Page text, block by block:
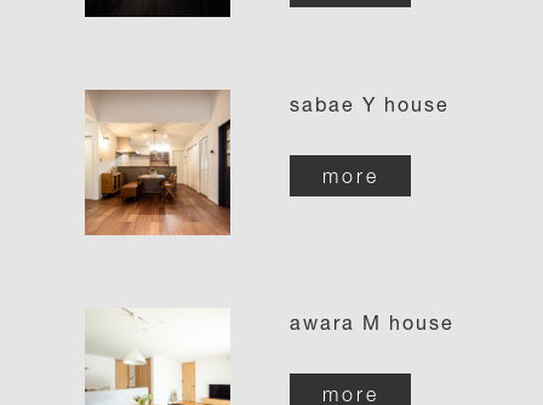
sabae Y house
more
awara M house
more